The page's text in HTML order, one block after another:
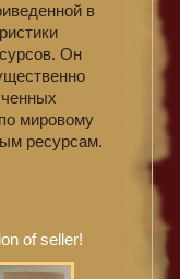
в
Он
мировому
ресурсам.
of seller!